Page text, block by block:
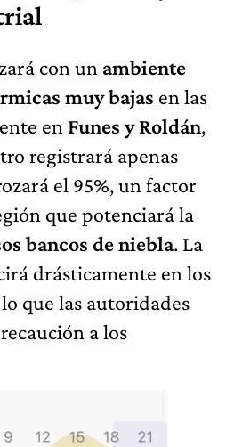
con un ambiente
muy bajas en las
en Funes y Roldán,
registrará apenas
el 95%, un factor
que potenciará la
bancos de niebla. La
drásticamente en los
que las autoridades
a los